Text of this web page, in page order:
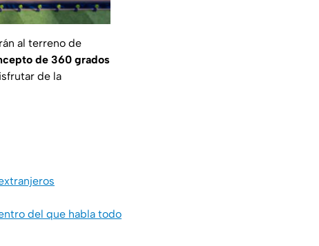
al terreno de
de 360 grados
de la
del que habla todo